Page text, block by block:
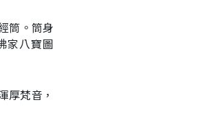
筒。筒身
家八寶圖
厚梵音，